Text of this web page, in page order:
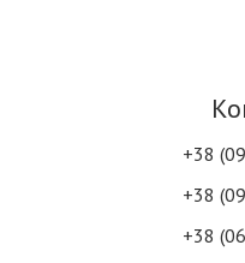
+38
+38
+38